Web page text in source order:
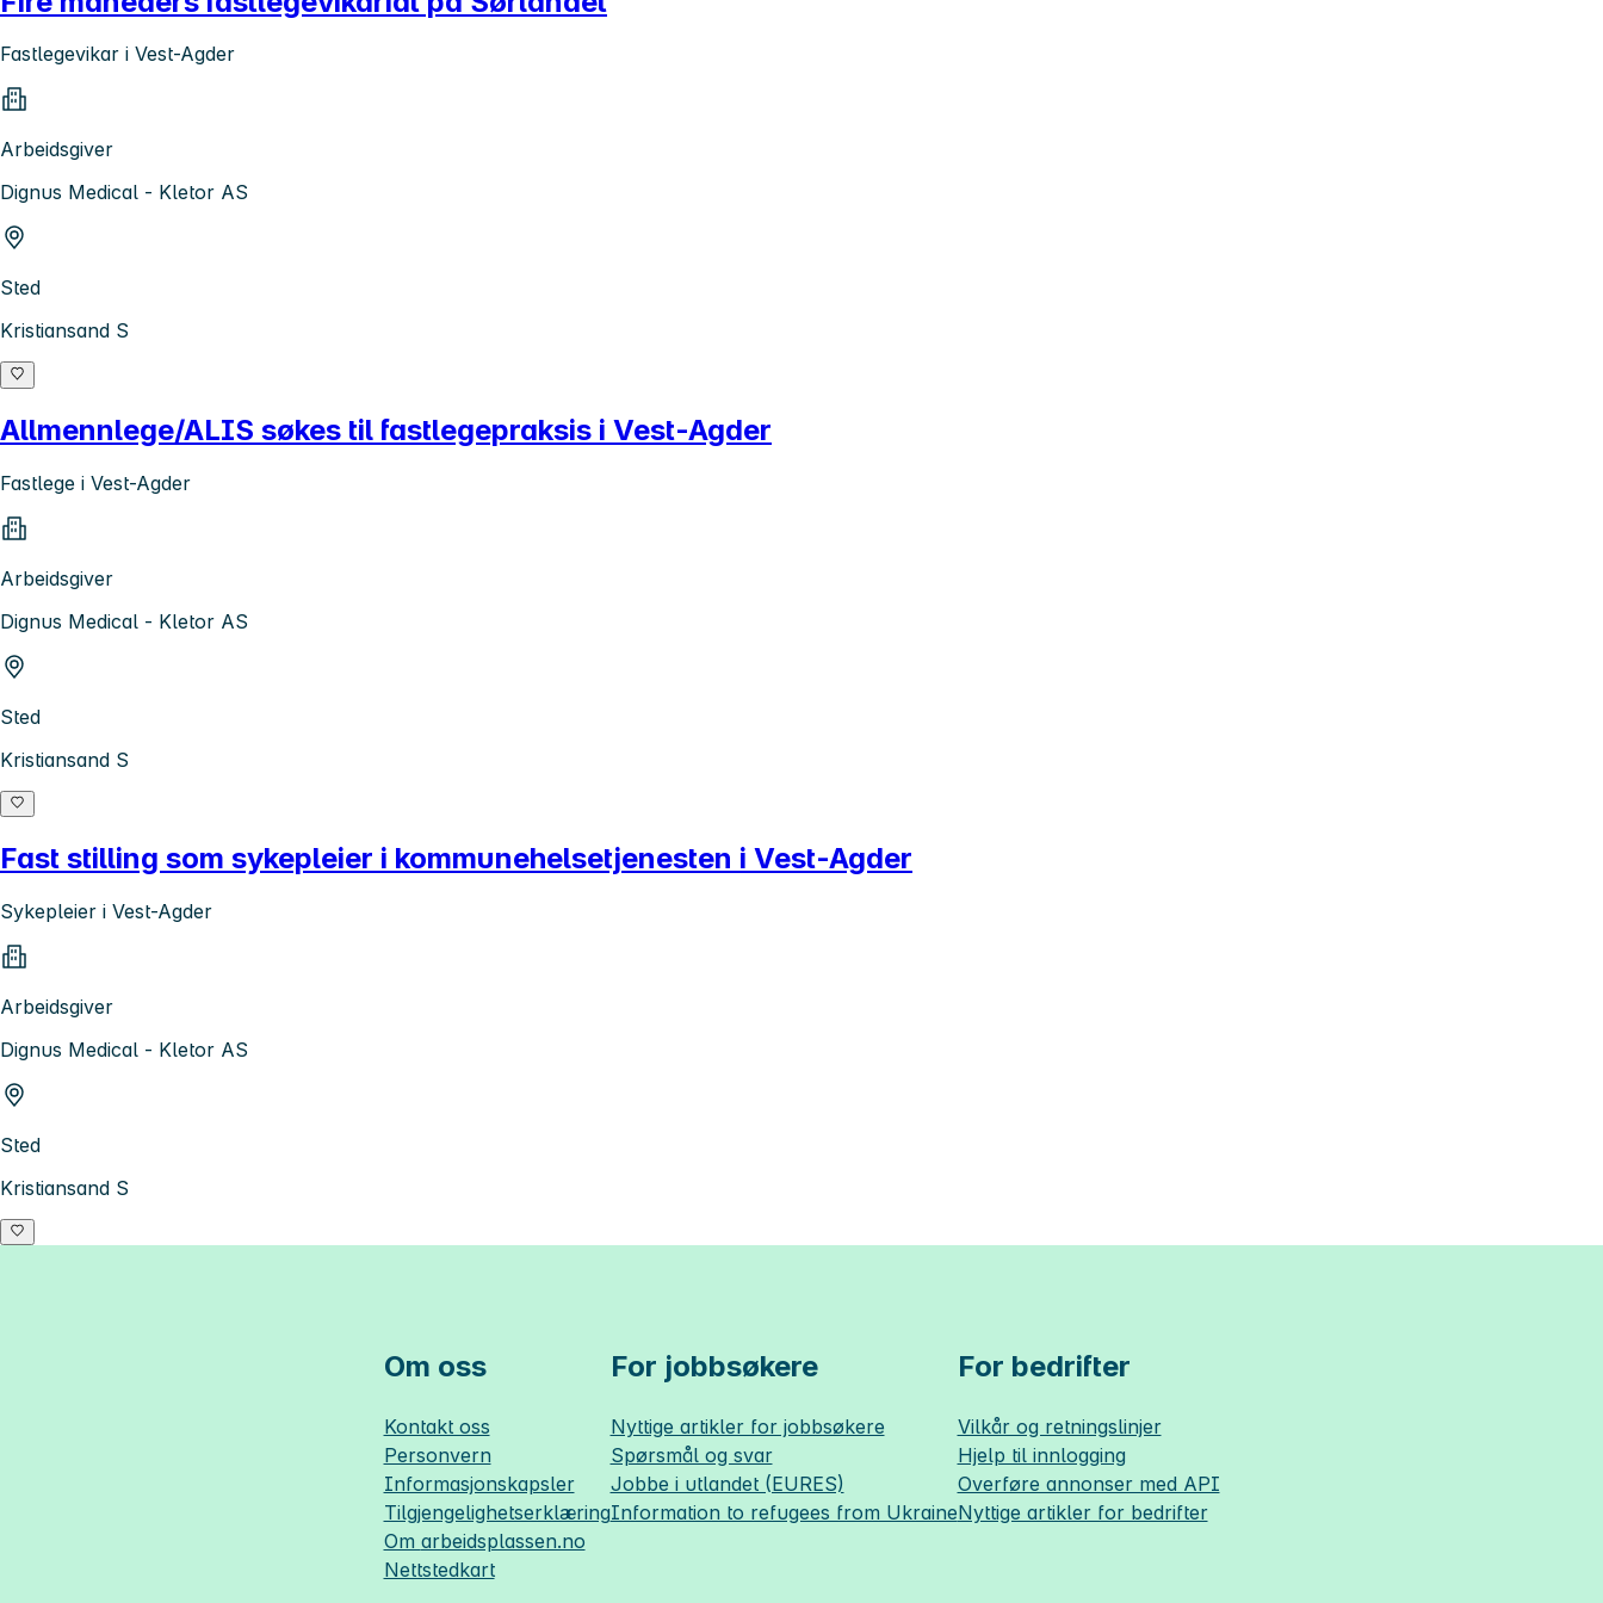
Fastlegevikar i Vest-Agder
Arbeidsgiver
Dignus Medical - Kletor AS
Sted
Kristiansand S
Allmennlege/ALIS søkes til fastlegepraksis i Vest-Agder
Fastlege i Vest-Agder
Arbeidsgiver
Dignus Medical - Kletor AS
Sted
Kristiansand S
Fast stilling som sykepleier i kommunehelsetjenesten i Vest-Agder
Sykepleier i Vest-Agder
Arbeidsgiver
Dignus Medical - Kletor AS
Sted
Kristiansand S
Om oss
Kontakt oss
Personvern
Informasjonskapsler
Tilgjengelighetserklæring
Om arbeidsplassen.no
Nettstedkart
For jobbsøkere
Nyttige artikler for jobbsøkere
Spørsmål og svar
Jobbe i utlandet (EURES)
Information to refugees from Ukraine
For bedrifter
Vilkår og retningslinjer
Hjelp til innlogging
Overføre annonser med API
Nyttige artikler for bedrifter